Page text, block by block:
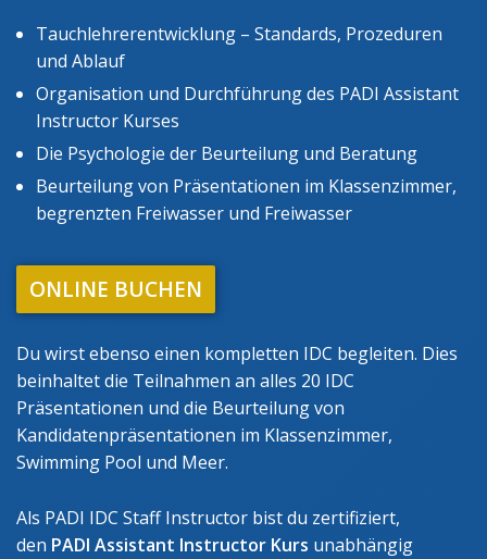
Tauchlehrerentwicklung – Standards, Prozeduren
und Ablauf
Organisation und Durchführung des PADI Assistant
Instructor Kurses
Die Psychologie der Beurteilung und Beratung
Beurteilung von Präsentationen im Klassenzimmer,
begrenzten Freiwasser und Freiwasser
ONLINE BUCHEN
Du wirst ebenso einen kompletten IDC begleiten. Dies
beinhaltet die Teilnahmen an alles 20 IDC
Präsentationen und die Beurteilung von
Kandidatenpräsentationen im Klassenzimmer,
Swimming Pool und Meer.
Als PADI IDC Staff Instructor bist du zertifiziert,
den PADI Assistant Instructor Kurs unabhängig